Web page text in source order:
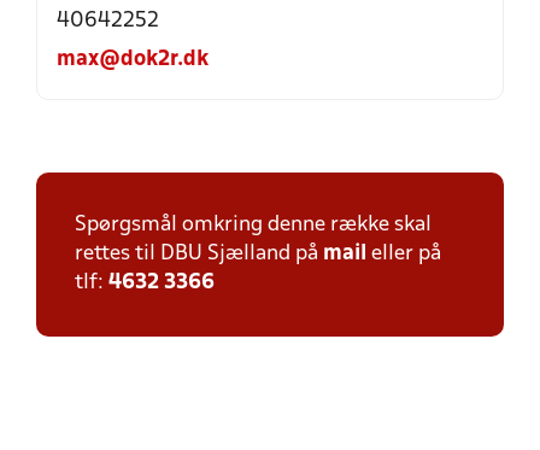
40642252
max@dok2r.dk
Spørgsmål omkring denne række skal
rettes til DBU Sjælland på mail eller på
tlf: 4632 3366